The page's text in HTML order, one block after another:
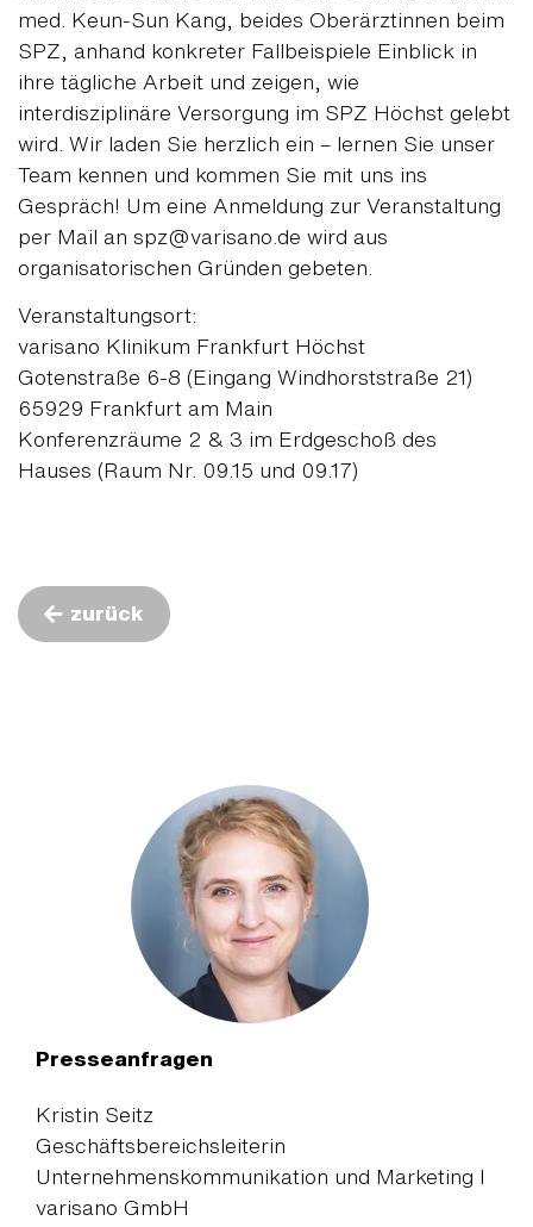
med. Keun-Sun Kang, beides Oberärztinnen beim
SPZ, anhand konkreter Fallbeispiele Einblick in
ihre tägliche Arbeit und zeigen, wie
interdisziplinäre Versorgung im SPZ Höchst gelebt
wird. Wir laden Sie herzlich ein – lernen Sie unser
Team kennen und kommen Sie mit uns ins
Gespräch! Um eine Anmeldung zur Veranstaltung
per Mail an spz@varisano.de wird aus
organisatorischen Gründen gebeten.
Veranstaltungsort:
varisano Klinikum Frankfurt Höchst
Gotenstraße 6-8 (Eingang Windhorststraße 21)
65929 Frankfurt am Main
Konferenzräume 2 & 3 im Erdgeschoß des
Hauses (Raum Nr. 09.15 und 09.17)
zurück
Presseanfragen
Kristin Seitz
Geschäftsbereichsleiterin
Unternehmenskommunikation und Marketing I
varisano GmbH